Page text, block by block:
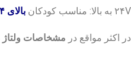
۲۴V به بالا: مناسب کودکان بالای ۴ سال
در اکثر مواقع در مشخاصات ولتاژ